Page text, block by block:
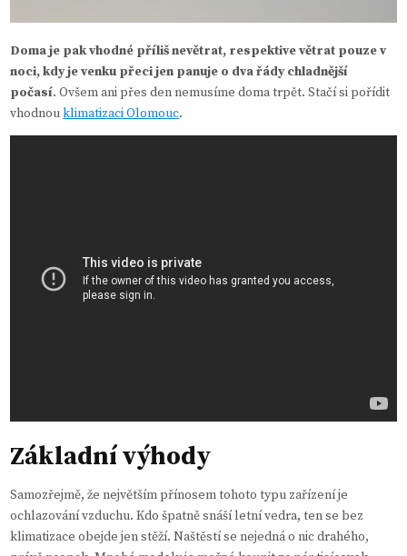
Doma je pak vhodné příliš nevětrat, respektive větrat pouze v
noci, kdy je venku přeci jen panuje o dva řády chladnější
počasí. Ovšem ani přes den nemusíme doma trpět. Stačí si pořídit
vhodnouklimatizaci Olomouc.
Základní výhody
Samozřejmě, že největším přínosem tohoto typu zařízení je
ochlazování vzduchu. Kdo špatně snáší letní vedra, ten se bez
klimatizace obejde jen stěží. Naštěstí se nejedná o nic drahého,